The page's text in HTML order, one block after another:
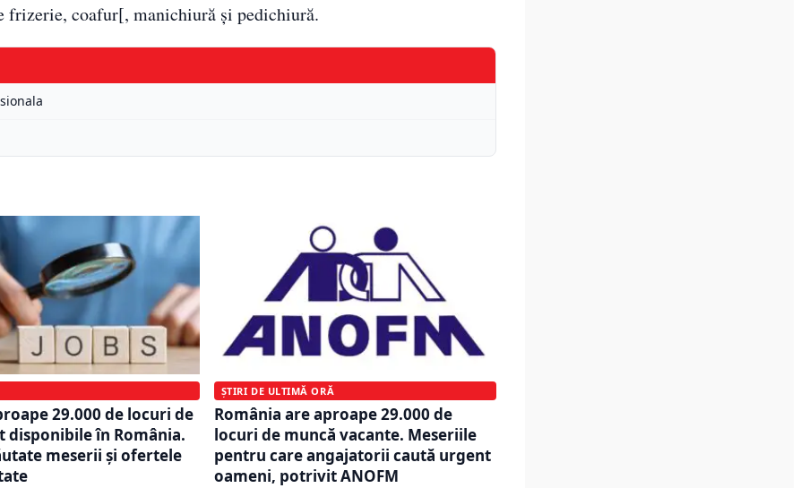
frizerie, coafur[, manichiură şi pedichiură.
29.000 de locuri de
disponibile în România.
meserii și ofertele
ȘTIRI DE ULTIMĂ ORĂ
România are aproape 29.000 de
locuri de muncă vacante. Meseriile
pentru care angajatorii caută urgent
oameni, potrivit ANOFM